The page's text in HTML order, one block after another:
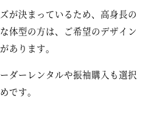
が決まっているため、高身長の
体型の方は、ご希望のデザイン
あります。
ダーレンタルや振袖購入も選択
です。